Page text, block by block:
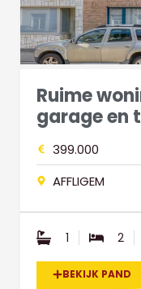
Ruime
garage en
399.000
AFFLIGEM
1 2
BEKIJK PAND